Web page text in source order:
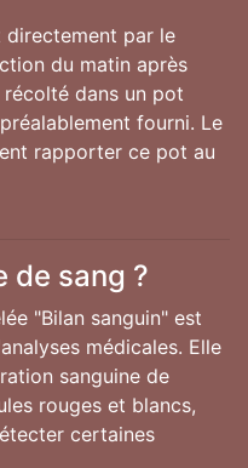
directement par le
du matin après
dans un pot
fourni. Le
rapporter ce pot au
de sang ?
"Bilan sanguin" est
médicales. Elle
sanguine de
rouges et blancs,
certaines